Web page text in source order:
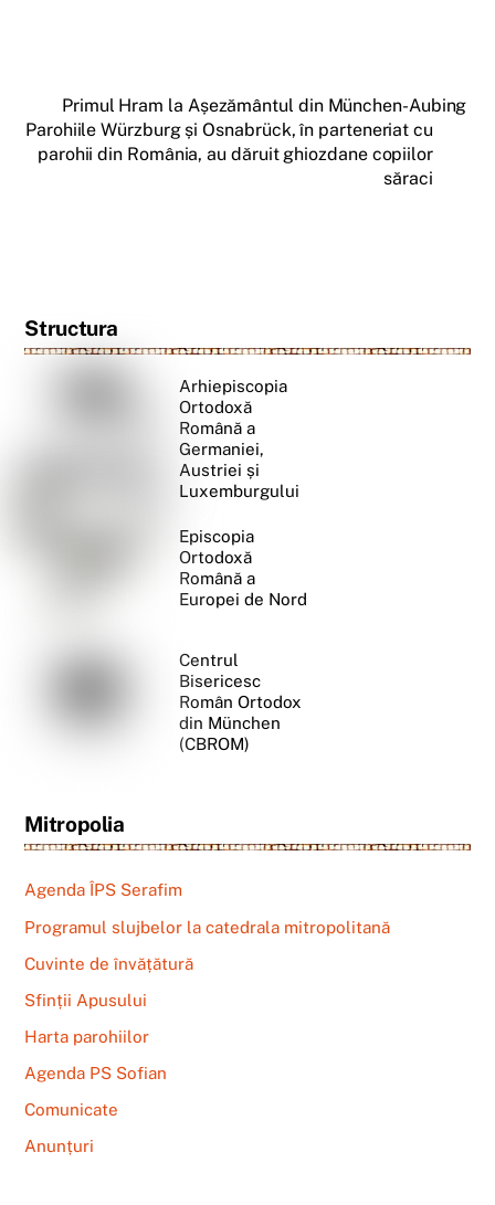
Primul Hram la Așezământul din München-Aubing
Parohiile Würzburg și Osnabrück, în parteneriat cu
parohii din România, au dăruit ghiozdane copiilor
săraci
Structura
Arhiepiscopia
Ortodoxă
Română a
Germaniei,
Austriei și
Luxemburgului
Episcopia
Ortodoxă
Română a
Europei de Nord
Centrul
Bisericesc
Român Ortodox
din München
(CBROM)
Mitropolia
Agenda ÎPS Serafim
Programul slujbelor la catedrala mitropolitană
Cuvinte de învățătură
Sfinții Apusului
Harta parohiilor
Agenda PS Sofian
Comunicate
Anunțuri